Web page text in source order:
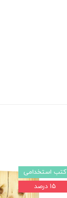
کتب استخدامی
۱۵ درصد